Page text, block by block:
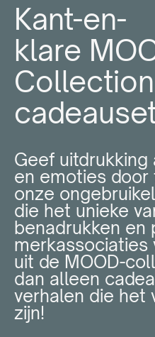
Kant-en-
klare
Collection
Geef
en emoties
onze
die het unieke
benadrukken en
merkassociaties
uit de MOOD-
dan alleen
verhalen die het
zijn!